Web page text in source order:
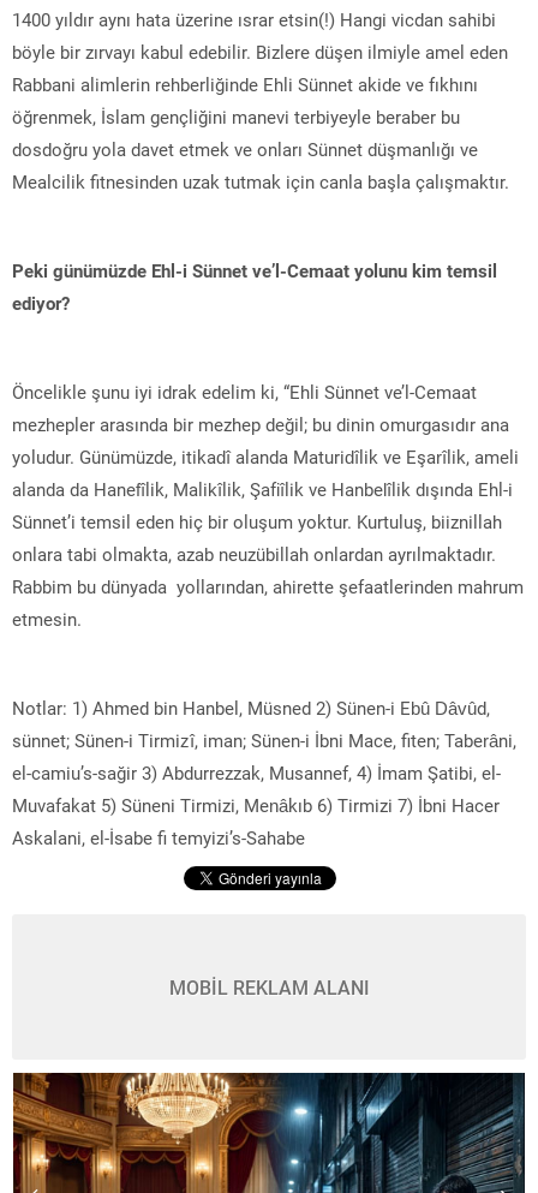
1400 yıldır aynı hata üzerine ısrar etsin(!) Hangi vicdan sahibi
böyle bir zırvayı kabul edebilir. Bizlere düşen ilmiyle amel eden
Rabbani alimlerin rehberliğinde Ehli Sünnet akide ve fıkhını
öğrenmek, İslam gençliğini manevi terbiyeyle beraber bu
dosdoğru yola davet etmek ve onları Sünnet düşmanlığı ve
Mealcilik fitnesinden uzak tutmak için canla başla çalışmaktır.
Peki günümüzde Ehl-i Sünnet ve’l-Cemaat yolunu kim temsil
ediyor?
Öncelikle şunu iyi idrak edelim ki, “Ehli Sünnet ve’l-Cemaat
mezhepler arasında bir mezhep değil; bu dinin omurgasıdır ana
yoludur. Günümüzde, itikadî alanda Maturidîlik ve Eşarîlik, ameli
alanda da Hanefîlik, Malikîlik, Şafiîlik ve Hanbelîlik dışında Ehl-i
Sünnet’i temsil eden hiç bir oluşum yoktur. Kurtuluş, biiznillah
onlara tabi olmakta, azab neuzübillah onlardan ayrılmaktadır.
Rabbim bu dünyada yollarından, ahirette şefaatlerinden mahrum
etmesin.
Notlar: 1) Ahmed bin Hanbel, Müsned 2) Sünen-i Ebû Dâvûd,
sünnet; Sünen-i Tirmizî, iman; Sünen-i İbni Mace, fiten; Taberâni,
el-camiu’s-sağir 3) Abdurrezzak, Musannef, 4) İmam Şatibi, el-
Muvafakat 5) Süneni Tirmizi, Menâkıb 6) Tirmizi 7) İbni Hacer
Askalani, el-İsabe fi temyizi’s-Sahabe
MOBİL REKLAM ALANI